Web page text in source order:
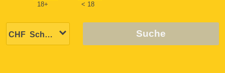
18+ < 18
Suche